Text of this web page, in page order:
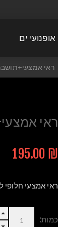
אופנועי ים
ראי
ראי
₪ 195.00
ראי אמצעי חלופי
כמות: